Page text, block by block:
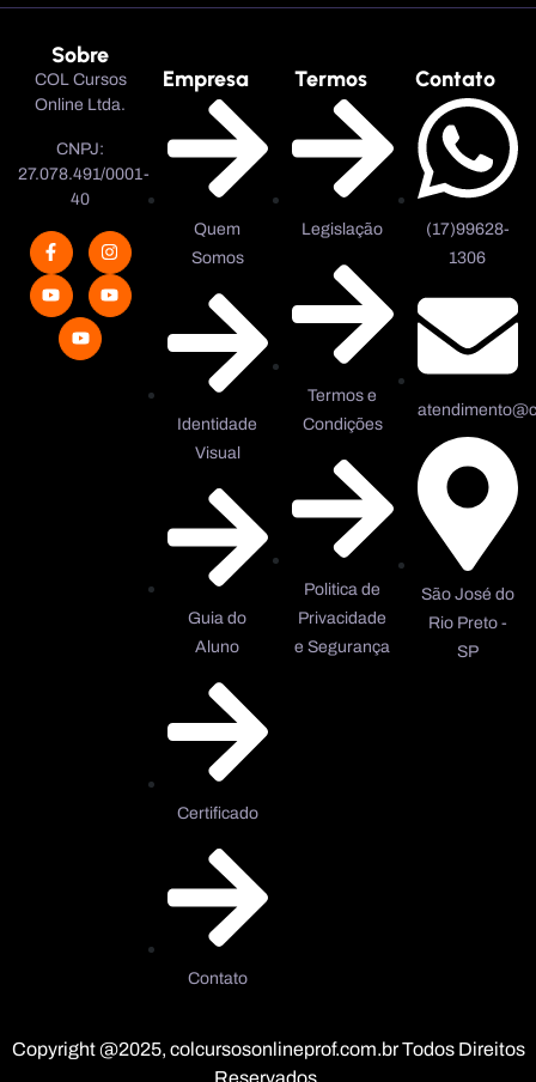
Sobre
COL Cursos
Online Ltda.
CNPJ:
27.078.491/0001-
40
Empresa
Quem
Somos
Identidade
Visual
Guia do
Aluno
Certificado
Contato
Termos
Legislação
Termos e
Condições
Politica de
Privacidade
e Segurança
Contato
(17)99628-
1306
São José do
Rio Preto -
SP
Copyright @2025, colcursosonlineprof.com.br Todos Direitos